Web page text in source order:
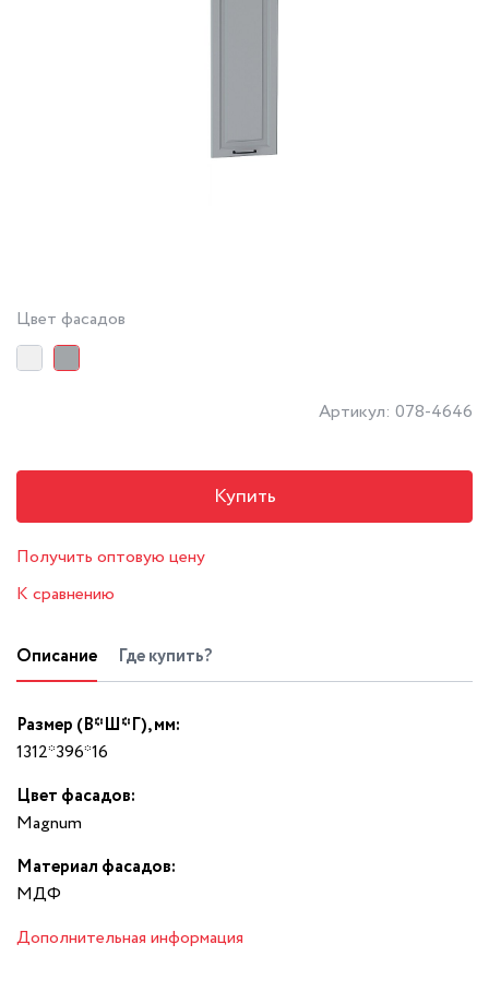
Цвет фасадов
Артикул: 078-4646
Купить
Получить оптовую цену
К сравнению
Описание Где купить?
Размер (В*Ш*Г), мм:
1312*396*16
Цвет фасадов:
Magnum
Материал фасадов:
МДФ
Дополнительная информация